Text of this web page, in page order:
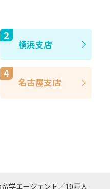
横浜支店
名古屋支店
学エージェント／10万人